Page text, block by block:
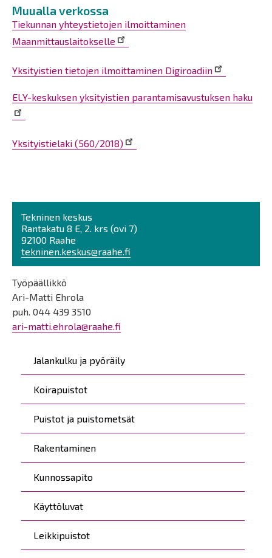
Päävalikko
Jalankulku ja pyöräily
Koirapuistot
Puistot ja puistometsät
Rakentaminen
Kunnossapito
Käyttöluvat
Leikkipuistot
Muualla verkossa
Tiekunnan yhteystietojen ilmoittaminen
Maanmittauslaitokselle
Yksityistien tietojen ilmoittaminen Digiroadiin
ELY-keskuksen yksityistien parantamisavustuksen haku
Yksityistielaki (560/2018)
Tekninen keskus
Rantakatu 8 E, 2. krs (ovi 7)
92100 Raahe
tekninen.keskus@raahe.fi
Työpäällikkö
Ari-Matti Ehrola
puh. 044 439 3510
ari-matti.ehrola@raahe.fi